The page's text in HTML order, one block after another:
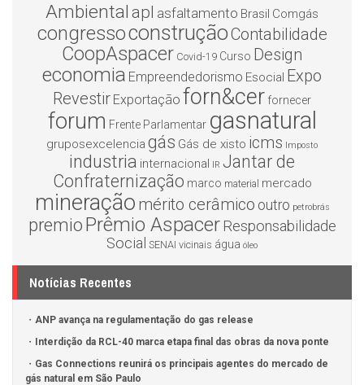
Ambiental apl asfaltamento Brasil Comgás
congressoconstruçãoContabilidade
CoopAspacer Covid-19 Curso Design
economia Empreendedorismo Esocial Expo
Revestir Exportação forn&cer fornecer
forum Frente Parlamentar gasnatural
gruposexcelencia gás Gás de xisto icms Imposto
industria internacional IR Jantar de
Confraternização marco material mercado
mineração mérito cerâmico outro petrobrás
premio Prêmio Aspacer Responsabilidade
Social SENAI vicinais água óleo
Notícias Recentes
ANP avança na regulamentação do gas release
Interdição da RCL-40 marca etapa final das obras da nova ponte
Gas Connections reunirá os principais agentes do mercado de
gás natural em São Paulo